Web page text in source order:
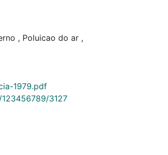
, Poluicao do ar ,
1979.pdf
3127